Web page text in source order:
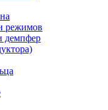
режимов
демпфер